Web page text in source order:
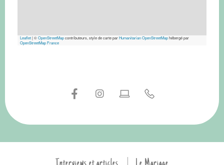
Leaflet|©OpenStreetMapcontributeurs, style de carte parHumanitarian OpenStreetMaphébergé par
OpenStreetMap France